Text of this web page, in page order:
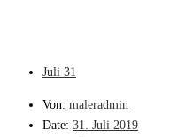
Juli 31
Von: maleradmin
Date: 31. Juli 2019